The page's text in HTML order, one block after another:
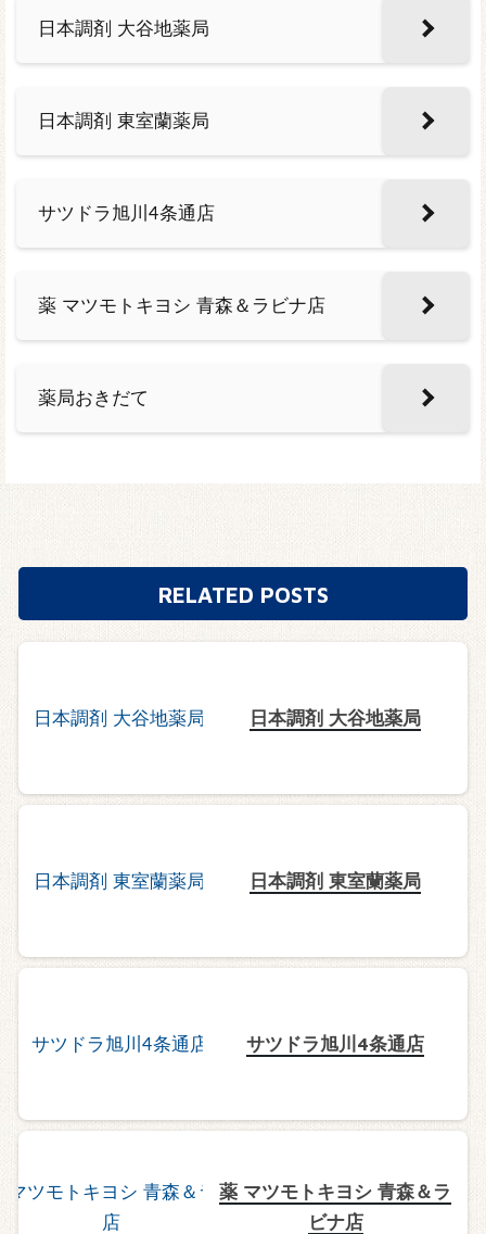
日本調剤 大谷地薬局
日本調剤 東室蘭薬局
サツドラ旭川4条通店
薬 マツモトキヨシ 青森＆ラビナ店
薬局おきだて
RELATED POSTS
日本調剤 大谷地薬局
日本調剤 東室蘭薬局
サツドラ旭川4条通店
薬 マツモトキヨシ 青森＆ラ
ビナ店